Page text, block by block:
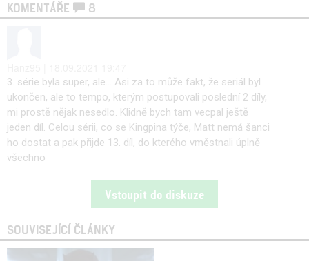
KOMENTÁŘE 8
3. série byla super, ale... Asi za to může fakt, že seriál byl
ukončen, ale to tempo, kterým postupovali poslední 2 díly,
mi prostě nějak nesedlo. Klidně bych tam vecpal ještě
jeden díl. Celou sérii, co se Kingpina týče, Matt nemá šanci
ho dostat a pak přijde 13. díl, do kterého vměstnali úplně
všechno
Vstoupit do diskuze
SOUVISEJÍCÍ ČLÁNKY